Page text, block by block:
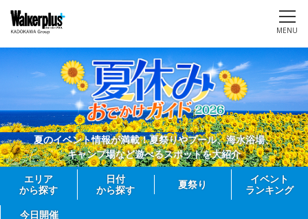
MENU
夏のイベント情報が満載！夏祭りやプール、海水浴場、
キャンプ場など遊べるスポットを大紹介
エリア
から探す
日付
から探す
夏祭り
イベント
ランキング
今日開催